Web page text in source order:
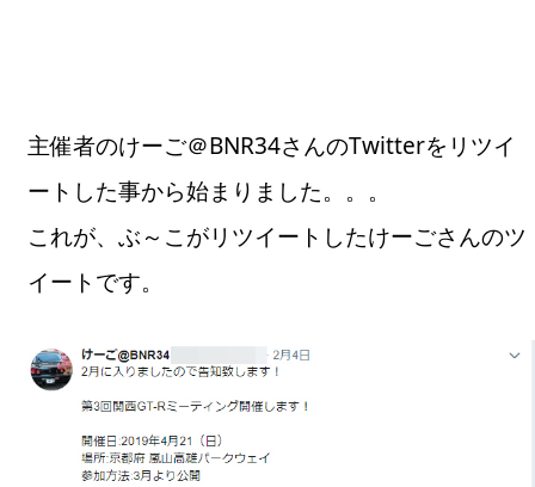
主催者のけーご＠BNR34さんのTwitterをリツイ
ートした事から始まりました。。。
これが、ぶ～こがリツイートしたけーごさんのツ
イートです。